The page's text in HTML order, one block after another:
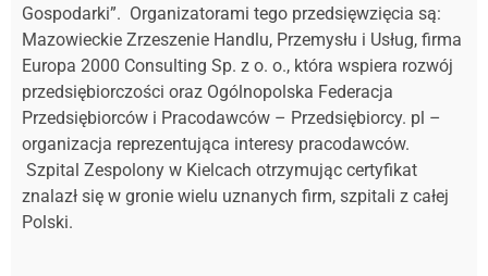
Gospodarki”. Organizatorami tego przedsięwzięcia są:
Mazowieckie Zrzeszenie Handlu, Przemysłu i Usług, firma
Europa 2000 Consulting Sp. z o. o., która wspiera rozwój
przedsiębiorczości oraz Ogólnopolska Federacja
Przedsiębiorców i Pracodawców – Przedsiębiorcy. pl –
organizacja reprezentująca interesy pracodawców.
Szpital Zespolony w Kielcach otrzymując certyfikat
znalazł się w gronie wielu uznanych firm, szpitali z całej
Polski.